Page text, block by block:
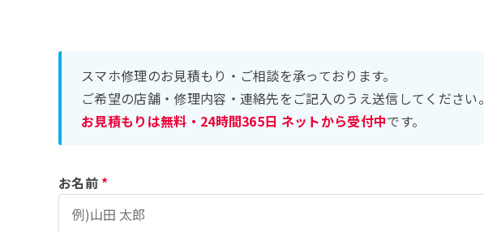
スマホ修理のお見積もり・ご相談を承っております。
ご希望の店舗・修理内容・連絡先をご記入のうえ送信してください。
お見積もりは無料・24時間365日 ネットから受付中です。
お名前 *